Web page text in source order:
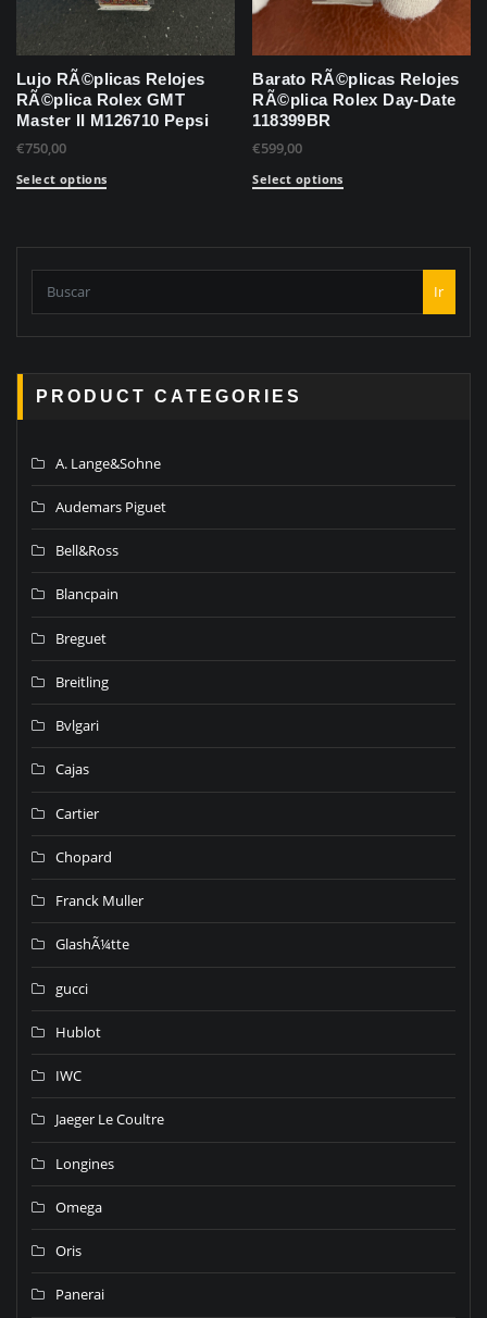
Lujo RÃ©plicas Relojes
RÃ©plica Rolex GMT
Master II M126710 Pepsi
€750,00
Select options
Barato RÃ©plicas Relojes
RÃ©plica Rolex Day-Date
118399BR
€599,00
Select options
Ir
PRODUCT CATEGORIES
A. Lange&Sohne
Audemars Piguet
Bell&Ross
Blancpain
Breguet
Breitling
Bvlgari
Cajas
Cartier
Chopard
Franck Muller
GlashÃ¼tte
gucci
Hublot
IWC
Jaeger Le Coultre
Longines
Omega
Oris
Panerai